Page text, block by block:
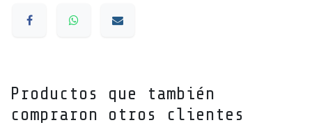
Productos que también
compraron otros clientes